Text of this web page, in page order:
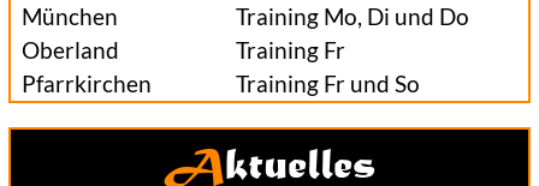
München
Training Mo, Di und Do
Oberland
Training Fr
Pfarrkirchen
Training Fr und So
Aktuelles